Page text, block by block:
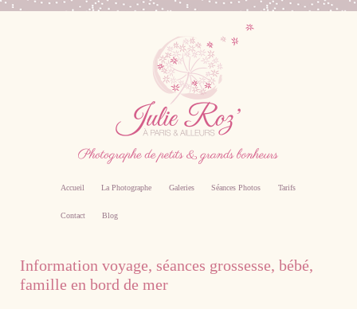
famille, grossesse, femme enceinte sur Paris
Accueil La Photographe Galeries Séances Photos Tarifs
Contact Blog
Information voyage, séances grossesse, bébé,
famille en bord de mer